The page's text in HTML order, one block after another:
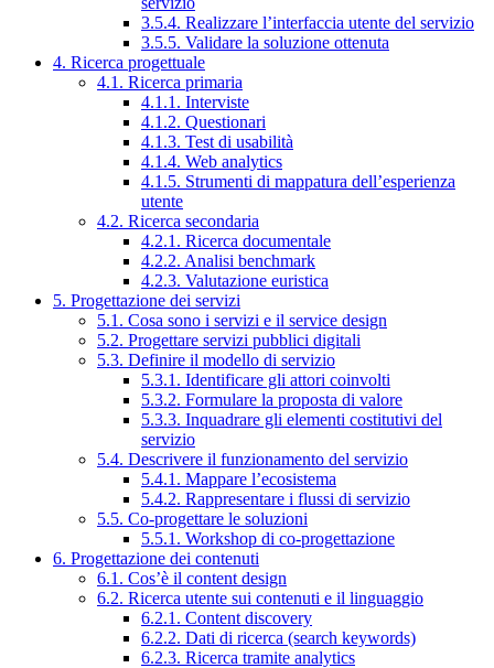
3.5.4. Realizzare l’interfaccia utente del servizio
3.5.5. Validare la soluzione ottenuta
4. Ricerca progettuale
4.1. Ricerca primaria
4.1.1. Interviste
4.1.2. Questionari
4.1.3. Test di usabilità
4.1.4. Web analytics
4.1.5. Strumenti di mappatura dell’esperienza
utente
4.2. Ricerca secondaria
4.2.1. Ricerca documentale
4.2.2. Analisi benchmark
4.2.3. Valutazione euristica
5. Progettazione dei servizi
5.1. Cosa sono i servizi e il service design
5.2. Progettare servizi pubblici digitali
5.3. Definire il modello di servizio
5.3.1. Identificare gli attori coinvolti
5.3.2. Formulare la proposta di valore
5.3.3. Inquadrare gli elementi costitutivi del
servizio
5.4. Descrivere il funzionamento del servizio
5.4.1. Mappare l’ecosistema
5.4.2. Rappresentare i flussi di servizio
5.5. Co-progettare le soluzioni
5.5.1. Workshop di co-progettazione
6. Progettazione dei contenuti
6.1. Cos’è il content design
6.2. Ricerca utente sui contenuti e il linguaggio
6.2.1. Content discovery
6.2.2. Dati di ricerca (search keywords)
6.2.3. Ricerca tramite analytics